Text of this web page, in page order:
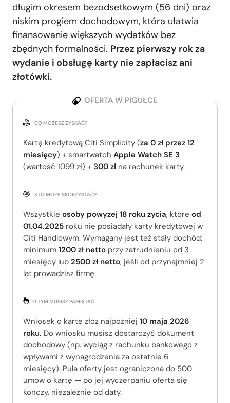
długim okresem bezodsetkowym (56 dni) oraz
niskim progiem dochodowym, która ułatwia
finansowanie większych wydatków bez
zbędnych formalności. Przez pierwszy rok za
wydanie i obsługę karty nie zapłacisz ani
złotówki.
OFERTA W PIGUŁCE
CO MOŻESZ ZYSKAĆ?
Kartę kredytową Citi Simplicity (za 0 zł przez 12
miesięcy) + smartwatch Apple Watch SE 3
(wartość 1099 zł) + 300 zł na rachunek karty.
KTO MOŻE SKORZYSTAĆ?
Wszystkie osoby powyżej 18 roku życia, które od
01.04.2025 roku nie posiadały karty kredytowej w
Citi Handlowym. Wymagany jest też stały dochód:
minimum 1200 zł netto przy zatrudnieniu od 3
miesięcy lub 2500 zł netto, jeśli od przynajmniej 2
lat prowadzisz firmę.
O TYM MUSISZ PAMIĘTAĆ
Wniosek o kartę złóż najpóźniej 10 maja 2026
roku. Do wniosku musisz dostarczyć dokument
dochodowy (np. wyciąg z rachunku bankowego z
wpływami z wynagrodzenia za ostatnie 6
miesięcy). Pula oferty jest ograniczona do 500
umów o kartę — po jej wyczerpaniu oferta się
kończy, niezależnie od daty.